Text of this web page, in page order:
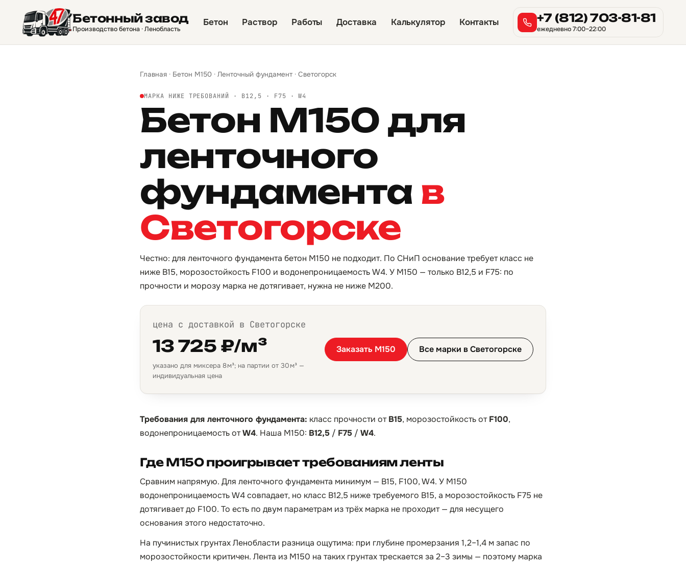
Бетонный завод
Производство бетона · Ленобласть
Бетон Раствор Работы Доставка Калькулятор Контакты +7 (812) 703-81-81
ежедневно 7:00–22:00
Главная · Бетон М150 · Ленточный фундамент · Светогорск
МАРКА НИЖЕ ТРЕБОВАНИЙ · B12,5 · F75 · W4
Бетон М150 для
ленточного
фундамента в
Светогорске
Честно: для ленточного фундамента бетон М150 не подходит. По СНиП основание требует класс не
ниже B15, морозостойкость F100 и водонепроницаемость W4. У М150 — только B12,5 и F75: по
прочности и морозу марка не дотягивает, нужна не ниже М200.
цена с доставкой в Светогорске
13 725 ₽/м³
указано для миксера 8 м³; на партии от 30 м³ —
индивидуальная цена
Заказать М150 Все марки в Светогорске
Требования для ленточного фундамента: класс прочности отB15, морозостойкость отF100,
водонепроницаемость отW4. Наша М150: B12,5 / F75 / W4.
Где М150 проигрывает требованиям ленты
Сравним напрямую. Для ленточного фундамента минимум — B15, F100, W4. У М150
водонепроницаемость W4 совпадает, но класс B12,5 ниже требуемого B15, а морозостойкость F75 не
дотягивает до F100. То есть по двум параметрам из трёх марка не проходит — для несущего
основания этого недостаточно.
На пучинистых грунтах Ленобласти разница ощутима: при глубине промерзания 1,2–1,4 м запас по
морозостойкости критичен. Лента из М150 на таких грунтах трескается за 2–3 зимы — поэтому марка